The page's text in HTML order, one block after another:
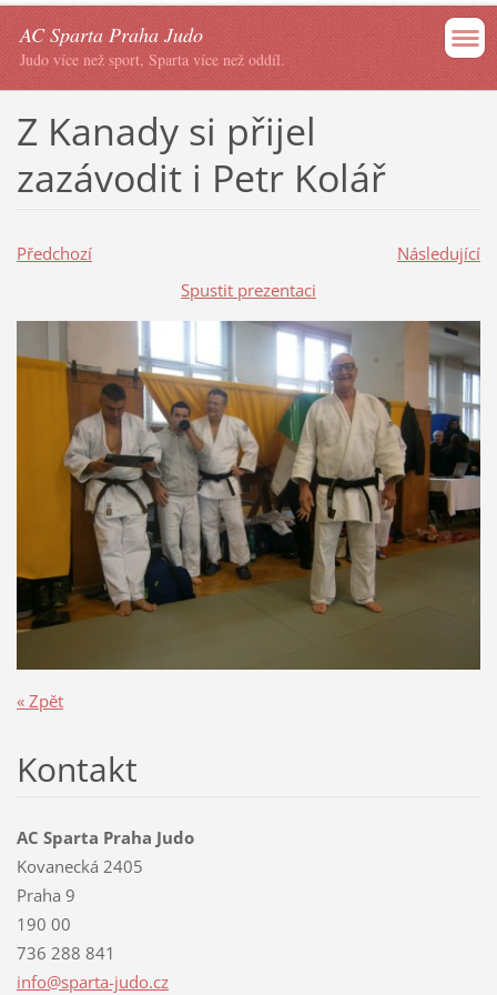
AC Sparta Praha Judo
Judo více než sport, Sparta více než oddíl.
Z Kanady si přijel
zazávodit i Petr Kolář
Předchozí
Následující
Spustit prezentaci
« Zpět
Kontakt
AC Sparta Praha Judo
Kovanecká 2405
Praha 9
190 00
736 288 841
info@sparta-judo.cz